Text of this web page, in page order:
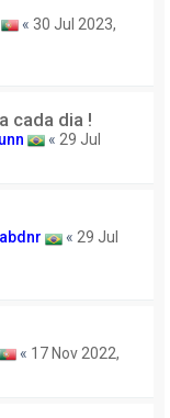
« 30 Jul 2023,
cada dia !
« 29 Jul
« 29 Jul
« 17 Nov 2022,